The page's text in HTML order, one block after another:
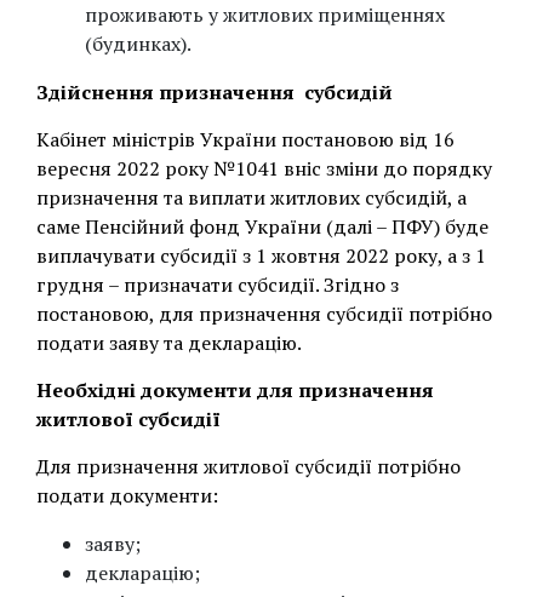
проживають у житлових приміщеннях
(будинках).
Здійснення призначення субсидій
Кабінет міністрів України постановою від 16
вересня 2022 року №1041 вніс зміни до порядку
призначення та виплати житлових субсидій, а
саме Пенсійний фонд України (далі – ПФУ) буде
виплачувати субсидії з 1 жовтня 2022 року, а з 1
грудня – призначати субсидії. Згідно з
постановою, для призначення субсидії потрібно
подати заяву та декларацію.
Необхідні документи для призначення
житлової субсидії
Для призначення житлової субсидії потрібно
подати документи:
заяву;
декларацію;